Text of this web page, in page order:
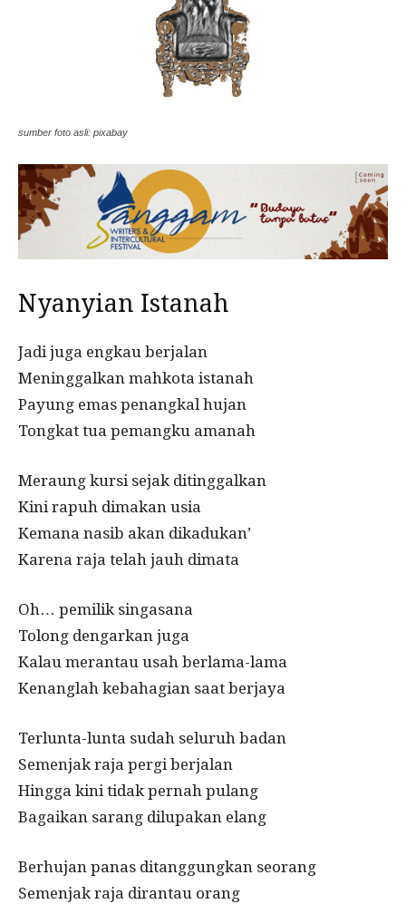
sumber foto asli: pixabay
Nyanyian Istanah
Jadi juga engkau berjalan
Meninggalkan mahkota istanah
Payung emas penangkal hujan
Tongkat tua pemangku amanah
Meraung kursi sejak ditinggalkan
Kini rapuh dimakan usia
Kemana nasib akan dikadukan’
Karena raja telah jauh dimata
Oh… pemilik singasana
Tolong dengarkan juga
Kalau merantau usah berlama-lama
Kenanglah kebahagian saat berjaya
Terlunta-lunta sudah seluruh badan
Semenjak raja pergi berjalan
Hingga kini tidak pernah pulang
Bagaikan sarang dilupakan elang
Berhujan panas ditanggungkan seorang
Semenjak raja dirantau orang